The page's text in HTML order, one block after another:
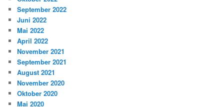
September 2022
Juni 2022
Mai 2022
April 2022
November 2021
September 2021
August 2021
November 2020
Oktober 2020
Mai 2020